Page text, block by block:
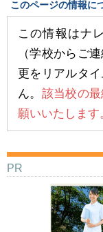
このページの情報に
この情報はナ
（学校からご
更をリアルタ
ん。 該当校の
願いいたします
PR